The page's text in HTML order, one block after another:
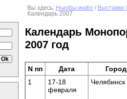
Вы здесь: Ньюфы.инфо / Выставки
Календарь 2007
Календарь
2007 год
N пп Дата
Город
1
17-18
февраля
Челябинск